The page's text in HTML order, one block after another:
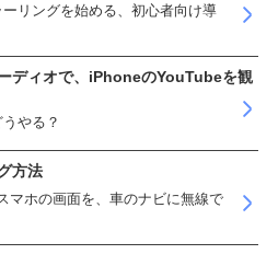
リングを始める、初心者向け導
ディオで、iPhoneのYouTubeを観
やる？
方法
マホの画面を、車のナビに無線で